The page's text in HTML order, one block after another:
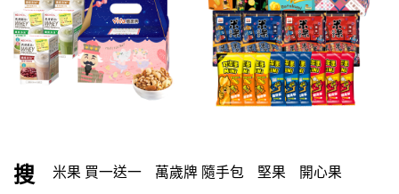
搜 米果 買一送一 萬歲牌 隨手包 堅果 開心果